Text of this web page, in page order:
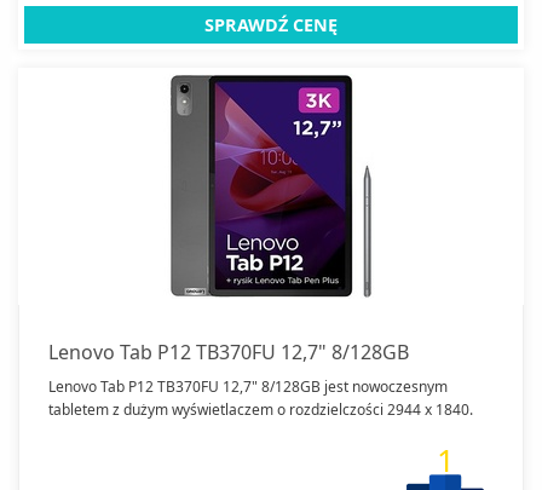
SPRAWDŹ CENĘ
Lenovo Tab P12 TB370FU 12,7" 8/128GB
Lenovo Tab P12 TB370FU 12,7" 8/128GB jest nowoczesnym
tabletem z dużym wyświetlaczem o rozdzielczości 2944 x 1840.
1